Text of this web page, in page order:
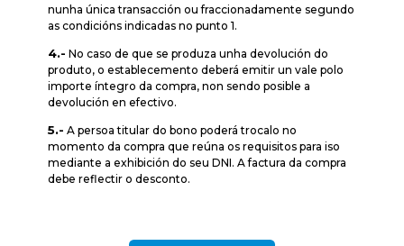
nunha única transacción ou fraccionadamente segundo
as condicións indicadas no punto 1.
4.- No caso de que se produza unha devolución do
produto, o establecemento deberá emitir un vale polo
importe íntegro da compra, non sendo posible a
devolución en efectivo.
5.- A persoa titular do bono poderá trocalo no
momento da compra que reúna os requisitos para iso
mediante a exhibición do seu DNI. A factura da compra
debe reflectir o desconto.